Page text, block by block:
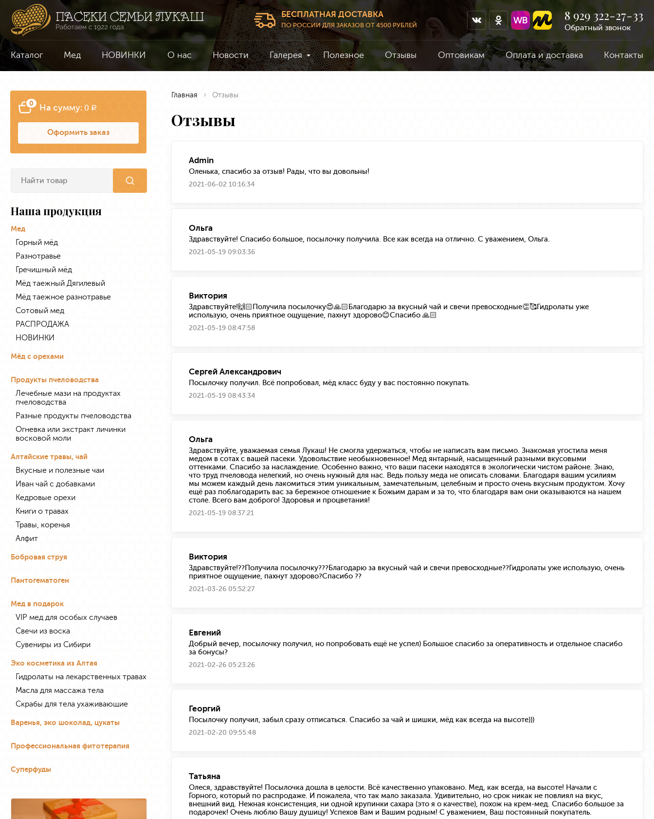
БЕСПЛАТНАЯ ДОСТАВКА
ПО РОССИИ ДЛЯ ЗАКАЗОВ ОТ 4500 РУБЛЕЙ
8 929 322-27-33
Обратный звонок
Каталог Мед НОВИНКИ О нас Новости Галерея Полезное Отзывы Оптовикам Оплата и доставка Контакты
0 На сумму: 0 a
Оформить заказ
Наша продукция
Мед
Горный мёд
Разнотравье
Гречишный мёд
Мёд таежный Дягилевый
Мёд таежное разнотравье
Сотовый мед
РАСПРОДАЖА
НОВИНКИ
Мёд с орехами
Продукты пчеловодства
Лечебные мази на продуктах
пчеловодства
Разные продукты пчеловодства
Огневка или экстракт личинки
восковой моли
Алтайские травы, чай
Вкусные и полезные чаи
Иван чай с добавками
Кедровые орехи
Книги о травах
Травы, коренья
Алфит
Бобровая струя
Пантогематоген
Мед в подарок
VIP мед для особых случаев
Свечи из воска
Сувениры из Сибири
Эко косметика из Алтая
Гидролаты на лекарственных травах
Масла для массажа тела
Скрабы для тела ухаживающие
Варенья, эко шоколад, цукаты
Профессиональная фитотерапия
Суперфуды
Главная Отзывы
Отзывы
Admin
Оленька, спасибо за отзыв! Рады, что вы довольны!
2021-06-02 10:16:34
Ольга
Здравствуйте! Спасибо большое, посылочку получила. Все как всегда на отлично. С уважением, Ольга.
2021-05-19 09:03:36
Виктория
Здравствуйте!🙌🏻Получила посылочку😍🙏🏻Благодарю за вкусный чай и свечи превосходные👏🥰Гидролаты уже
использую, очень приятное ощущение, пахнут здорово😊Спасибо 🙏🏻
2021-05-19 08:47:58
Сергей Александрович
Посылочку получил. Всё попробовал, мёд класс буду у вас постоянно покупать.
2021-05-19 08:43:34
Ольга
Здравствуйте, уважаемая семья Лукаш! Не смогла удержаться, чтобы не написать вам письмо. Знакомая угостила меня
медом в сотах с вашей пасеки. Удовольствие необыкновенное! Мед янтарный, насыщенный разными вкусовыми
оттенками. Спасибо за наслаждение. Особенно важно, что ваши пасеки находятся в экологически чистом районе. Знаю,
что труд пчеловода нелегкий, но очень нужный для нас. Ведь пользу меда не описать словами. Благодаря вашим усилиям
мы можем каждый день лакомиться этим уникальным, замечательным, целебным и просто очень вкусным продуктом. Хочу
ещё раз поблагодарить вас за бережное отношение к Божьим дарам и за то, что благодаря вам они оказываются на нашем
столе. Всего вам доброго! Здоровья и процветания!
2021-05-19 08:37:21
Виктория
Здравствуйте!??Получила посылочку???Благодарю за вкусный чай и свечи превосходные??Гидролаты уже использую, очень
приятное ощущение, пахнут здорово?Спасибо ??
2021-03-26 05:52:27
Евгений
Добрый вечер, посылочку получил, но попробовать ещё не успел) Большое спасибо за оперативность и отдельное спасибо
за бонусы?
2021-02-26 05:23:26
Георгий
Посылочку получил, забыл сразу отписаться. Спасибо за чай и шишки, мёд как всегда на высоте)))
2021-02-20 09:55:48
Татьяна
Олеся, здравствуйте! Посылочка дошла в целости. Всё качественно упаковано. Мед, как всегда, на высоте! Начали с
Горного, который по распродаже. И пожалела, что так мало заказала. Удивительно, но срок никак не повлиял на вкус,
внешний вид. Нежная консистенция, ни одной крупинки сахара (это я о качестве), похож на крем-мед. Спасибо большое за
подарочек! Очень люблю Вашу душицу! Успехов Вам и Вашим родным! С уважением, Ваш постоянный покупатель.